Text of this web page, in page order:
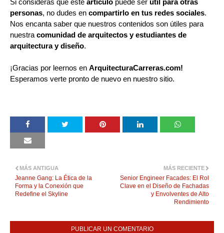
personas, no dudes en compartirlo en tus redes sociales.
Nos encanta saber que nuestros contenidos son útiles para
nuestra comunidad de arquitectos y estudiantes de
arquitectura y diseño.
¡Gracias por leernos en ArquitecturaCarreras.com!
Esperamos verte pronto de nuevo en nuestro sitio.
MÁS RECIENTE
Senior Engineer Facades: El Rol
Clave en el Diseño de Fachadas
y Envolventes de Alto
Rendimiento
MÁS ANTIGUA
Jeanne Gang: La Ética de la
Forma y la Conexión que
Redefine el Skyline
PUBLICAR UN COMENTARIO